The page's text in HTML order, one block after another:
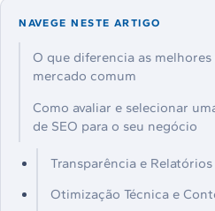
NAVEGE NESTE ARTIGO
O que diferencia as melhores
mercado comum
Como avaliar e selecionar
de SEO para o seu negócio
Transparência e
Otimização Técnica e